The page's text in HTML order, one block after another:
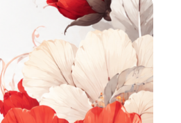
Курск, ул. Чайковского 60
Пн - Пт: 09:00 - 17:00
Сб: 09:00 - 15:00